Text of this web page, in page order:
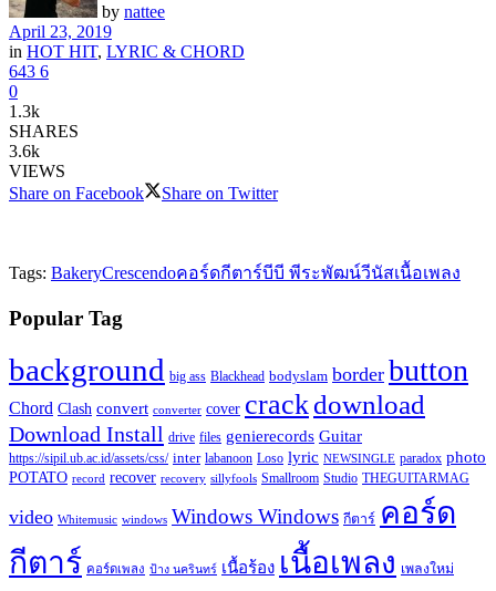
by nattee
April 23, 2019
in HOT HIT, LYRIC & CHORD
643 6
0
1.3k
SHARES
3.6k
VIEWS
Share on Facebook
Share on Twitter
Tags: BakeryCrescendoคอร์ดกีตาร์บีบี พีระพัฒน์วีนัสเนื้อเพลง
Popular Tag
background big ass Blackhead bodyslam border button
Chord Clash convert converter cover crackdownload
Download Install drive files genierecords Guitar
https://sipil.ub.ac.id/assets/css/ inter labanoon Loso lyric NEWSINGLE paradox photo
POTATO record recover recovery sillyfools Smallroom Studio THEGUITARMAG
video Whitemusic windows Windows Windows กีตาร์ คอร์ด
กีตาร์ คอร์ดเพลง ป้าง นครินทร์ เนื้อร้อง เนื้อเพลง เพลงใหม่